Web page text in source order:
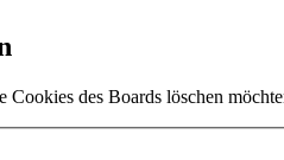
Cookies des Boards löschen